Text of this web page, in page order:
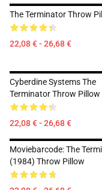
The Terminator Throw
22,08 € - 26,68 €
Cyberdine Systems The
Terminator Throw Pillow
22,08 € - 26,68 €
Moviebarcode: The
(1984) Throw Pillow